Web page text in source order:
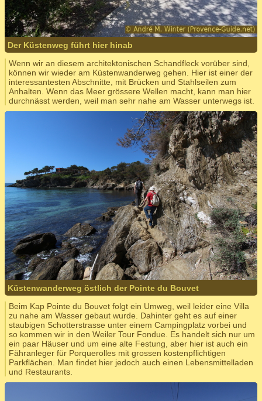
Der Küstenweg führt hier hinab
Wenn wir an diesem architektonischen Schandfleck vorüber sind,
können wir wieder am Küstenwanderweg gehen. Hier ist einer der
interessantesten Abschnitte, mit Brücken und Stahlseilen zum
Anhalten. Wenn das Meer grössere Wellen macht, kann man hier
durchnässt werden, weil man sehr nahe am Wasser unterwegs ist.
Küstenwanderweg östlich der Pointe du Bouvet
Beim Kap Pointe du Bouvet folgt ein Umweg, weil leider eine Villa
zu nahe am Wasser gebaut wurde. Dahinter geht es auf einer
staubigen Schotterstrasse unter einem Campingplatz vorbei und
so kommen wir in den Weiler Tour Fondue. Es handelt sich nur um
ein paar Häuser und um eine alte Festung, aber hier ist auch ein
Fähranleger für Porquerolles mit grossen kostenpflichtigen
Parkflächen. Man findet hier jedoch auch einen Lebensmittelladen
und Restaurants.